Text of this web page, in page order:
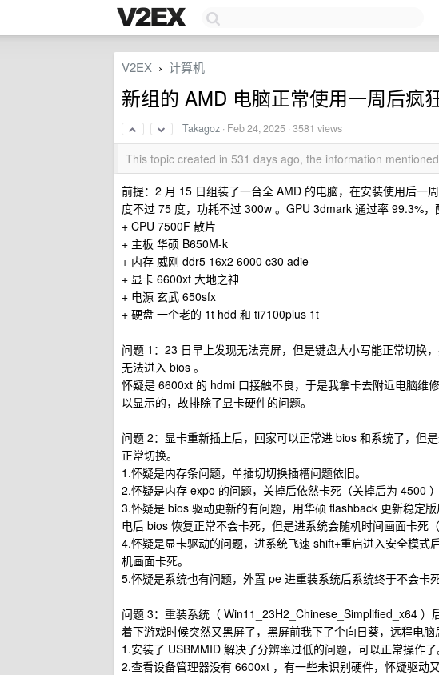
V2EX › 计算机
新组的 AMD 电脑正常使用一周后疯
Takagoz · Feb 24, 2025 · 3581 views
This topic created in 531 days ago, the information
前提：2 月 15 日组装了一台全 AMD 的电脑，在安装使用后一
度不过 75 度，功耗不过 300w 。GPU 3dmark 通过率 99.3%，
+ CPU 7500F 散片
+ 主板 华硕 B650M-k
+ 内存 威刚 ddr5 16x2 6000 c30 adie
+ 显卡 6600xt 大地之神
+ 电源 玄武 650sfx
+ 硬盘 一个老的 1t hdd 和 ti7100plus 1t
问题 1：23 日早上发现无法亮屏，但是键盘大小写能正常切换
无法进入 bios 。
怀疑是 6600xt 的 hdmi 口接触不良，于是我拿卡去附近电脑维
以显示的，故排除了显卡硬件的问题。
问题 2：显卡重新插上后，回家可以正常进 bios 和系统了，但
正常切换。
1.怀疑是内存条问题，单插切切换插槽问题依旧。
2.怀疑是内存 expo 的问题，关掉后依然卡死（关掉后为 4500 ）
3.怀疑是 bios 驱动更新的有问题，用华硕 flashback 更新稳定
电后 bios 恢复正常不会卡死，但是进系统会随机时间画面卡死
4.怀疑是显卡驱动的问题，进系统飞速 shift+重启进入安全模
机画面卡死。
5.怀疑是系统也有问题，外置 pe 进重装系统后系统终于不会卡死
问题 3：重装系统（ Win11_23H2_Chinese_Simplified_x64
着下游戏时候突然又黑屏了，黑屏前我下了个向日葵，远程电脑
1.安装了 USBMMID 解决了分辨率过低的问题，可以正常操作了
2.查看设备管理器没有 6600xt ，有一些未识别硬件，怀疑驱动又